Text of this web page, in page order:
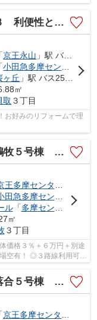
かな癒しのエリア！
「京王永山 」駅 バス14分 「南瓜生」 停歩2分
「小田急多摩センター
」駅
ヶ丘 」駅 バス25分 「南瓜生」 停歩2分
㎡
取 ３丁目
お好みのリフォームで理
もある利便性の高い住環境
王多摩センター
田急多摩センター
」駅
ル「多摩センター
」駅
㎡
３丁目
価格３％＋６万円＋別途
空有！ ◎３路線利用可！
アにも嬉しい遊歩道！
「京王多摩センター